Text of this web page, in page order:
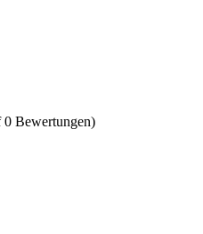
0 Bewertungen)